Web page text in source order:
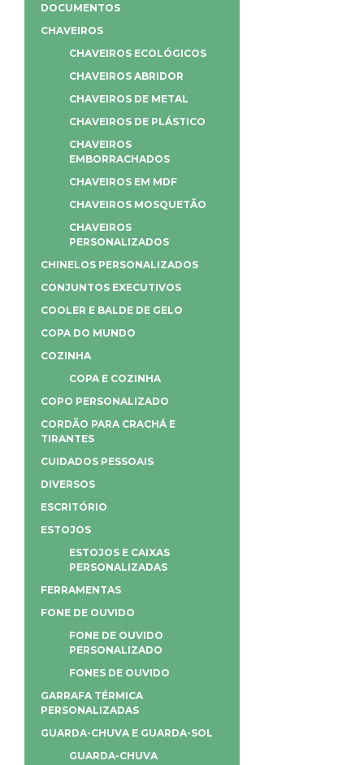
DOCUMENTOS
CHAVEIROS
CHAVEIROS ECOLÓGICOS
CHAVEIROS ABRIDOR
CHAVEIROS DE METAL
CHAVEIROS DE PLÁSTICO
CHAVEIROS
EMBORRACHADOS
CHAVEIROS EM MDF
CHAVEIROS MOSQUETÃO
CHAVEIROS
PERSONALIZADOS
CHINELOS PERSONALIZADOS
CONJUNTOS EXECUTIVOS
COOLER E BALDE DE GELO
COPA DO MUNDO
COZINHA
COPA E COZINHA
COPO PERSONALIZADO
CORDÃO PARA CRACHÁ E
TIRANTES
CUIDADOS PESSOAIS
DIVERSOS
ESCRITÓRIO
ESTOJOS
ESTOJOS E CAIXAS
PERSONALIZADAS
FERRAMENTAS
FONE DE OUVIDO
FONE DE OUVIDO
PERSONALIZADO
FONES DE OUVIDO
GARRAFA TÉRMICA
PERSONALIZADAS
GUARDA-CHUVA E GUARDA-SOL
GUARDA-CHUVA